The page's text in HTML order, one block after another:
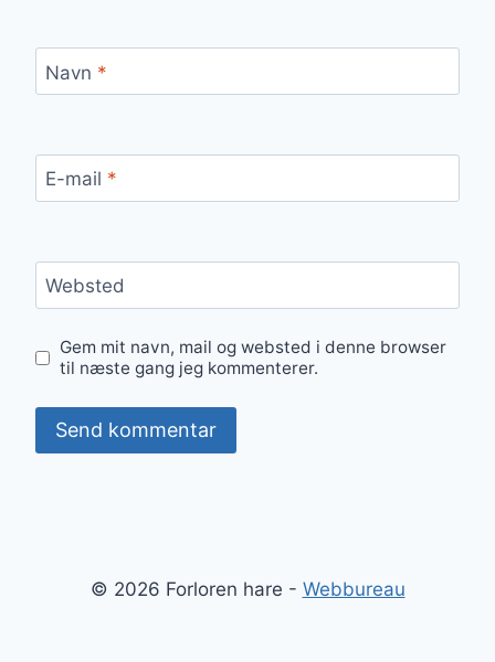
Navn *
E-mail *
Websted
Gem mit navn, mail og websted i denne browser
til næste gang jeg kommenterer.
© 2026 Forloren hare - Webbureau